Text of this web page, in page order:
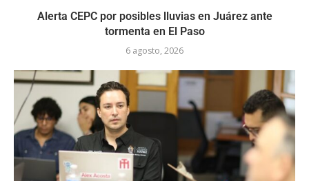
Alerta CEPC por posibles lluvias en Juárez ante
tormenta en El Paso
6 agosto, 2026